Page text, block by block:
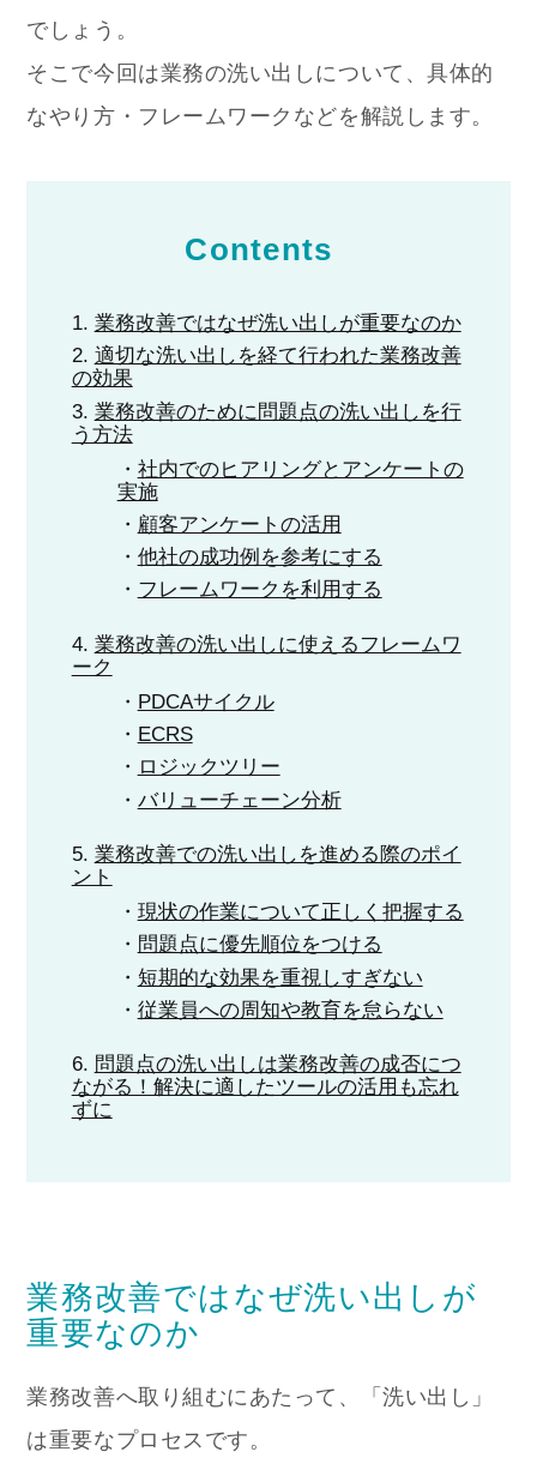
でしょう。
そこで今回は業務の洗い出しについて、具体的
なやり方・フレームワークなどを解説します。
Contents
業務改善ではなぜ洗い出しが重要なのか
適切な洗い出しを経て行われた業務改善
の効果
業務改善のために問題点の洗い出しを行
う方法
社内でのヒアリングとアンケートの
実施
顧客アンケートの活用
他社の成功例を参考にする
フレームワークを利用する
業務改善の洗い出しに使えるフレームワ
ーク
PDCAサイクル
ECRS
ロジックツリー
バリューチェーン分析
業務改善での洗い出しを進める際のポイ
ント
現状の作業について正しく把握する
問題点に優先順位をつける
短期的な効果を重視しすぎない
従業員への周知や教育を怠らない
問題点の洗い出しは業務改善の成否につ
ながる！解決に適したツールの活用も忘れ
ずに
業務改善ではなぜ洗い出しが
重要なのか
業務改善へ取り組むにあたって、「洗い出し」
は重要なプロセスです。